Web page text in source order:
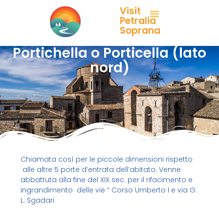
Visit
Petralia
Soprana
Portichella o Porticella (lato
nord)
Chiamata così per le piccole dimensioni rispetto
alle altre 5 porte d’entrata dell’abitato. Venne
abbattuta alla fine del XIX sec. per il rifacimento e
ingrandimento delle vie “ Corso Umberto I e via G.
L. Sgadari